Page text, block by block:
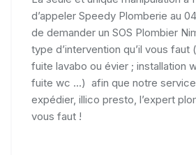
d’appeler Speedy Plomberie au
de demander un SOS Plombier
type d’intervention qu’il vous faut
fuite lavabo ou évier ; installation
fuite wc ...) afin que notre
expédier, illico presto, l’expert
vous faut !